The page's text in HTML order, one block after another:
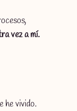
vez a mí.
he vivido.